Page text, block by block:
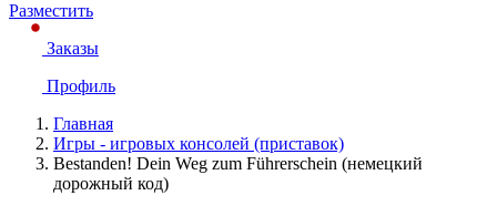
Разместить
Заказы
Профиль
Главная
Игры - игровых консолей (приставок)
Bestanden! Dein Weg zum Führerschein (немецкий
дорожный код)